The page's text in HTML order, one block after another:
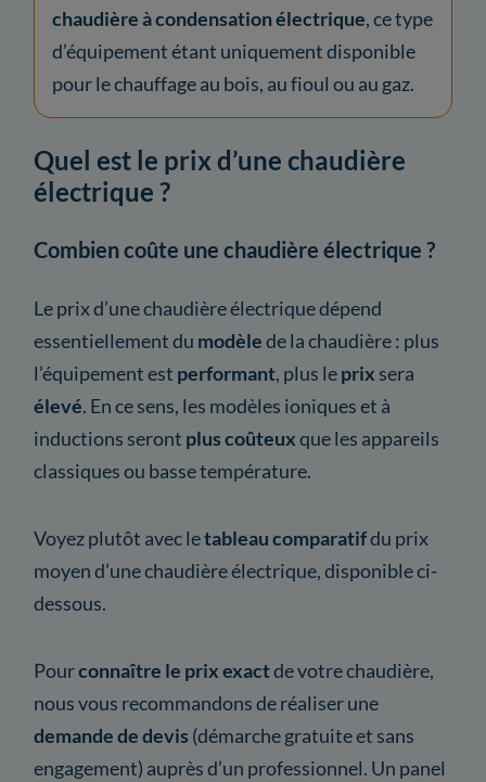
chaudière à condensation électrique, ce type
d’équipement étant uniquement disponible
pour le chauffage au bois, au fioul ou au gaz.
Quel est le prix d’une chaudière
électrique ?
Combien coûte une chaudière électrique ?
Le prix d’une chaudière électrique dépend
essentiellement du modèlede la chaudière : plus
l’équipement est performant, plus leprix sera
élevé. En ce sens, les modèles ioniques et à
inductions seront plus coûteuxque les appareils
classiques ou basse température.
Voyez plutôt avec letableau comparatifdu prix
moyen d’une chaudière électrique, disponible ci-
dessous.
Pourconnaître le prix exactde votre chaudière,
nous vous recommandons de réaliser une
demande de devis (démarche gratuite et sans
engagement) auprès d’un professionnel. Un panel